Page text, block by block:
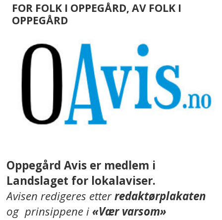
FOR FOLK I OPPEGÅRD, AV FOLK I
OPPEGÅRD
Oppegård Avis er medlem i
Landslaget for lokalaviser.
Avisen redigeres etterredaktørplakaten
og prinsippene i«Vær varsom»